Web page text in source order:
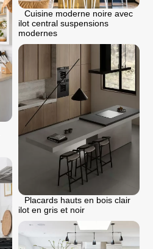
Cuisine moderne noire avec
ilot central suspensions
modernes
Placards hauts en bois clair
ilot en gris et noir